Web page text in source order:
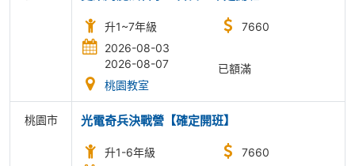
升1~7年級
2026-08-03
2026-08-07
桃園教室
7660
已額滿
桃園市 光電奇兵決戰營【確定開班】
升1-6年級
7660